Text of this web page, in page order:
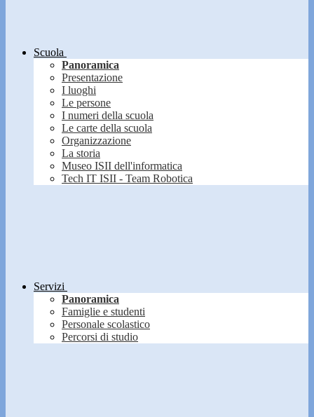
Scuola
Panoramica
Presentazione
I luoghi
Le persone
I numeri della scuola
Le carte della scuola
Organizzazione
La storia
Museo ISII dell'informatica
Tech IT ISII - Team Robotica
Servizi
Panoramica
Famiglie e studenti
Personale scolastico
Percorsi di studio